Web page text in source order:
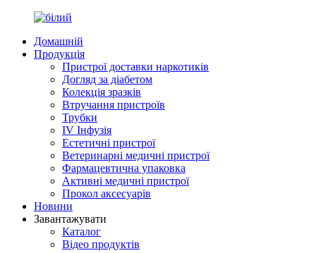
Домашній
Продукція
Пристрої доставки наркотиків
Догляд за діабетом
Колекція зразків
Втручання пристроїв
Трубки
IV Інфузія
Естетичні пристрої
Ветеринарні медичні пристрої
Фармацевтична упаковка
Активні медичні пристрої
Прокол аксесуарів
Новини
Завантажувати
Каталог
Відео продуктів